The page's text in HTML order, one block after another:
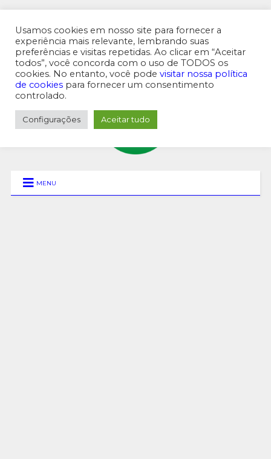
MENU SUPERIOR
MENU
Usamos cookies em nosso site para fornecer a
experiência mais relevante, lembrando suas
preferências e visitas repetidas. Ao clicar em “Aceitar
todos”, você concorda com o uso de TODOS os
cookies. No entanto, você pode visitar nossa política
de cookies para fornecer um consentimento
controlado.
Configurações Aceitar tudo